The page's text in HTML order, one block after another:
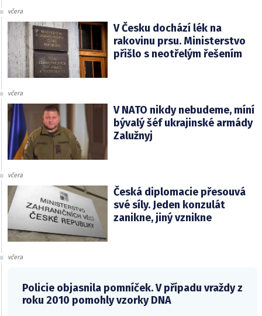
včera
V Česku dochází lék na
rakovinu prsu. Ministerstvo
přišlo s neotřelým řešením
včera
V NATO nikdy nebudeme, míní
bývalý šéf ukrajinské armády
Zalužnyj
včera
Česká diplomacie přesouvá
své síly. Jeden konzulát
zanikne, jiný vznikne
včera
Policie objasnila pomníček. V případu vraždy z
roku 2010 pomohly vzorky DNA